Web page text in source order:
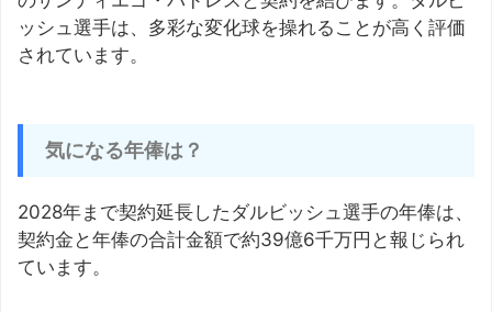
ッシュ選手は、多彩な変化球を操れることが高く評価
されています。
気になる年俸は？
2028年まで契約延長したダルビッシュ選手の年俸は、
契約金と年俸の合計金額で約39億6千万円と報じられ
ています。